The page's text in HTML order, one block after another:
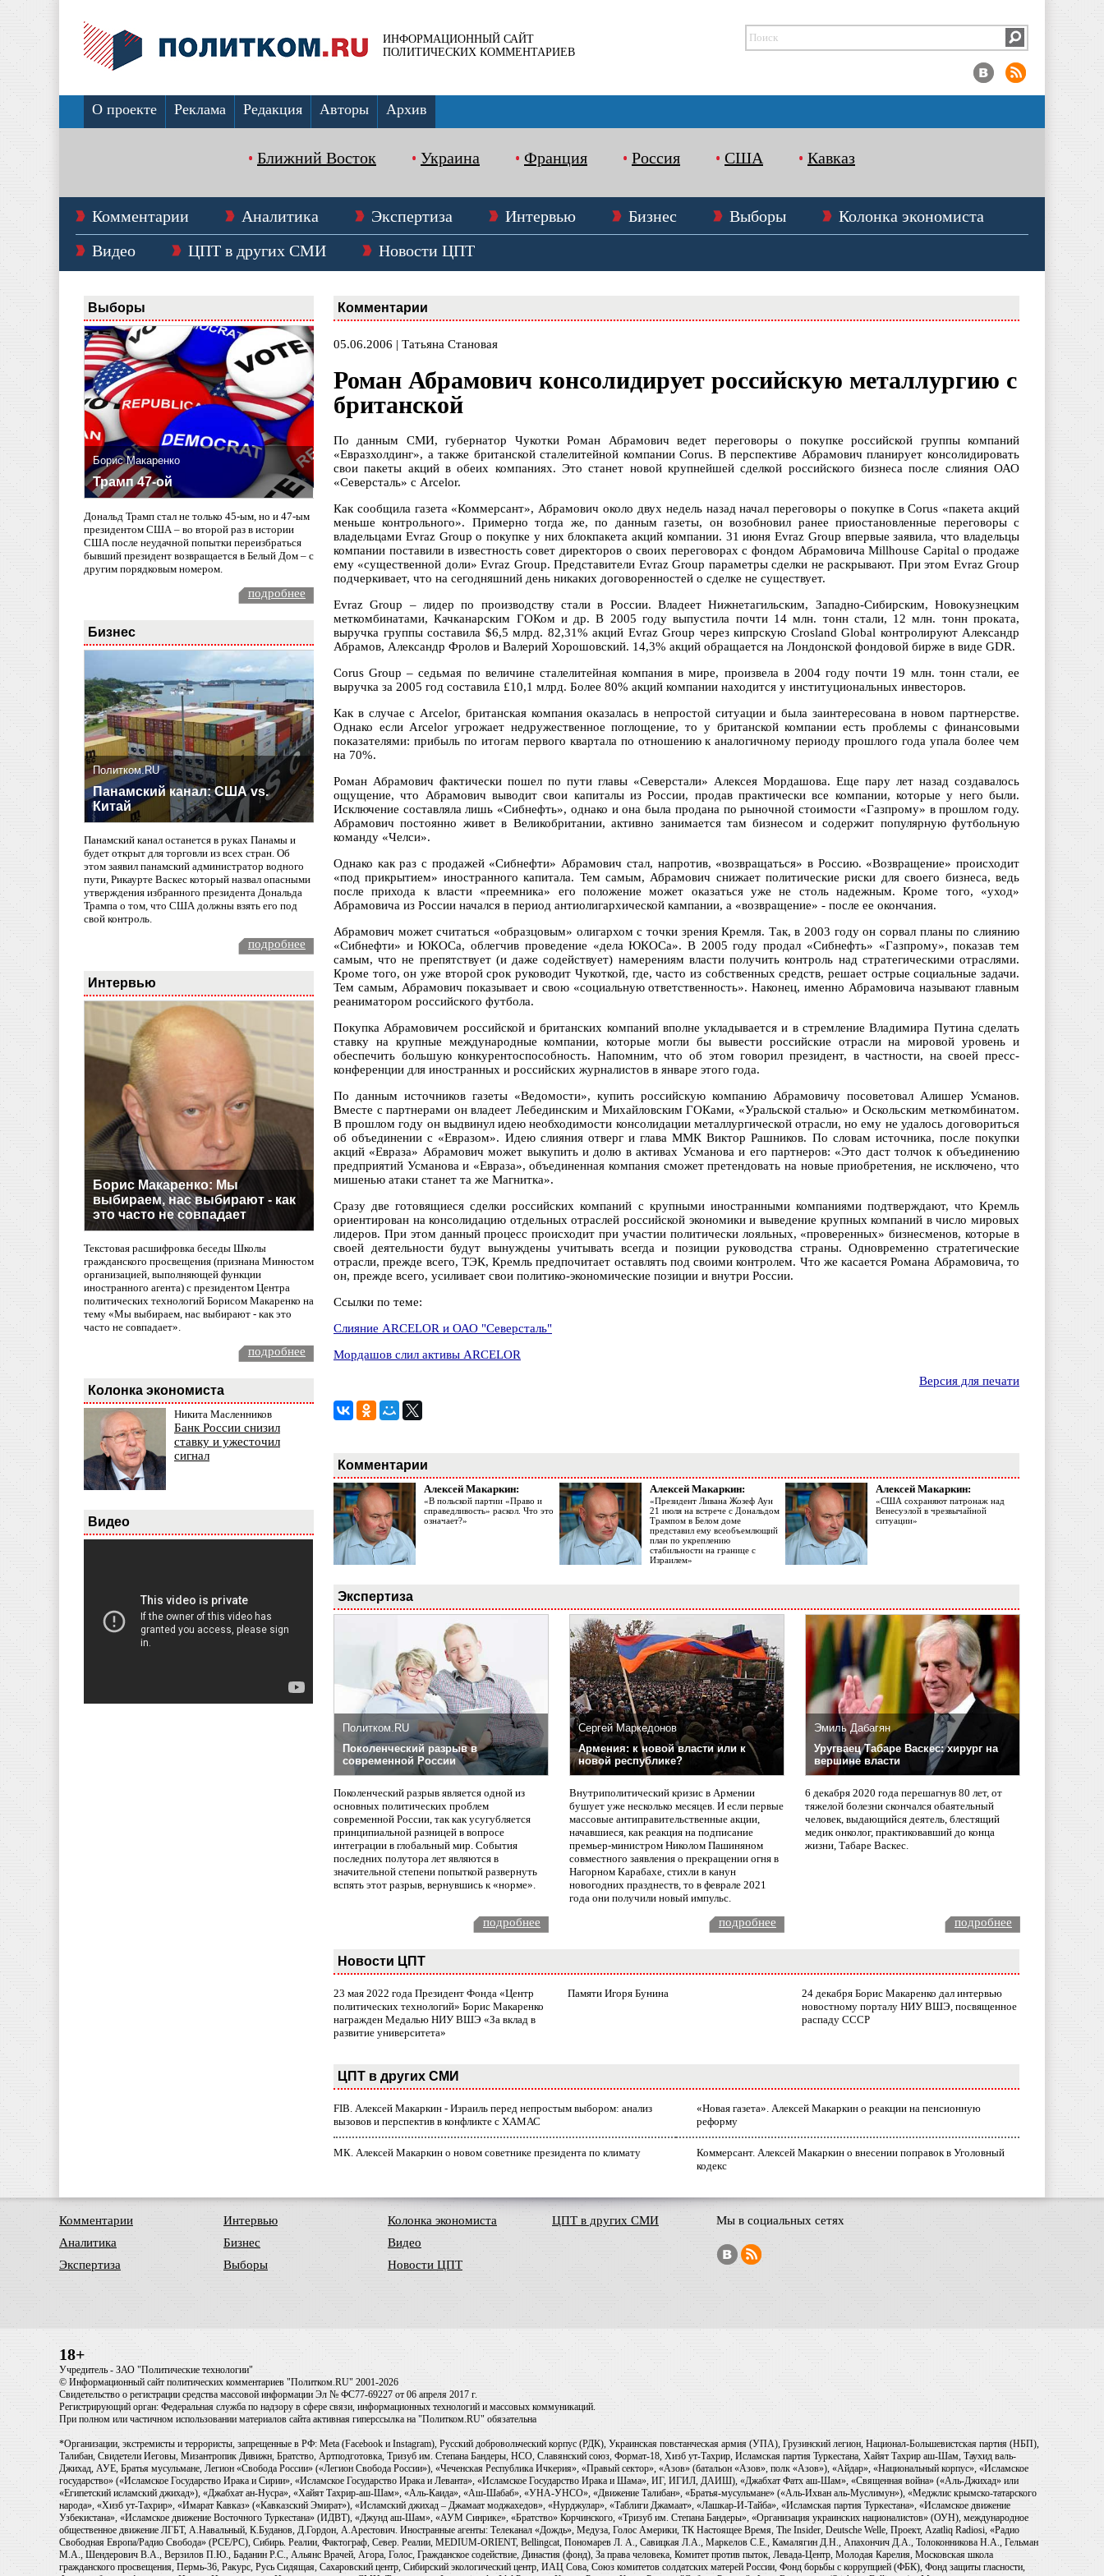
ИНФОРМАЦИОННЫЙ САЙТ
ПОЛИТИЧЕСКИХ КОММЕНТАРИЕВ
О проекте Реклама Редакция Авторы Архив
Ближний Восток Украина Франция Россия США Кавказ
Комментарии Аналитика Экспертиза Интервью Бизнес Выборы
Колонка экономиста
Видео
ЦПТ в других СМИ Новости ЦПТ
Выборы
Борис Макаренко
Трамп 47-ой
Дональд Трамп стал не только 45-ым, но и 47-ым
президентом США – во второй раз в истории
США после неудачной попытки переизбраться
бывший президент возвращается в Белый Дом – с
другим порядковым номером.
подробнее
Бизнес
Политком.RU
Панамский канал: США vs.
Китай
Панамский канал останется в руках Панамы и
будет открыт для торговли из всех стран. Об
этом заявил панамский администратор водного
пути, Рикаурте Васкес который назвал опасными
утверждения избранного президента Дональда
Трампа о том, что США должны взять его под
свой контроль.
подробнее
Интервью
Борис Макаренко: Мы
выбираем, нас выбирают - как
это часто не совпадает
Текстовая расшифровка беседы Школы
гражданского просвещения (признана Минюстом
организацией, выполняющей функции
иностранного агента) с президентом Центра
политических технологий Борисом Макаренко на
тему «Мы выбираем, нас выбирают - как это
часто не совпадает».
подробнее
Колонка экономиста
Никита Масленников
Банк России снизил
ставку и ужесточил
сигнал
Видео
Комментарии
05.06.2006 | Татьяна Становая
Роман Абрамович консолидирует российскую металлургию с
британской
По данным СМИ, губернатор Чукотки Роман Абрамович ведет переговоры о покупке российской группы компаний
«Евразхолдинг», а также британской сталелитейной компании Corus. В перспективе Абрамович планирует консолидировать
свои пакеты акций в обеих компаниях. Это станет новой крупнейшей сделкой российского бизнеса после слияния ОАО
«Северсталь» с Arcelor.
Как сообщила газета «Коммерсант», Абрамович около двух недель назад начал переговоры о покупке в Corus «пакета акций
меньше контрольного». Примерно тогда же, по данным газеты, он возобновил ранее приостановленные переговоры с
владельцами Evraz Group о покупке у них блокпакета акций компании. 31 июня Evraz Group впервые заявила, что владельцы
компании поставили в известность совет директоров о своих переговорах с фондом Абрамовича Millhouse Capital о продаже
ему «существенной доли» Evraz Group. Представители Evraz Group параметры сделки не раскрывают. При этом Evraz Group
подчеркивает, что на сегодняшний день никаких договоренностей о сделке не существует.
Evraz Group – лидер по производству стали в России. Владеет Нижнетагильским, Западно-Сибирским, Новокузнецким
меткомбинатами, Качканарским ГОКом и др. В 2005 году выпустила почти 14 млн. тонн стали, 12 млн. тонн проката,
выручка группы составила $6,5 млрд. 82,31% акций Evraz Group через кипрскую Crosland Global контролируют Александр
Абрамов, Александр Фролов и Валерий Хорошовский. 14,3% акций обращается на Лондонской фондовой бирже в виде GDR.
Corus Group – седьмая по величине сталелитейная компания в мире, произвела в 2004 году почти 19 млн. тонн стали, ее
выручка за 2005 год составила £10,1 млрд. Более 80% акций компании находится у институциональных инвесторов.
Как в случае с Arcelor, британская компания оказалась в непростой ситуации и была заинтересована в новом партнерстве.
Однако если Arcelor угрожает недружественное поглощение, то у британской компании есть проблемы с финансовыми
показателями: прибыль по итогам первого квартала по отношению к аналогичному периоду прошлого года упала более чем
на 70%.
Роман Абрамович фактически пошел по пути главы «Северстали» Алексея Мордашова. Еще пару лет назад создавалось
ощущение, что Абрамович выводит свои капиталы из России, продав практически все компании, которые у него были.
Исключение составляла лишь «Сибнефть», однако и она была продана по рыночной стоимости «Газпрому» в прошлом году.
Абрамович постоянно живет в Великобритании, активно занимается там бизнесом и содержит популярную футбольную
команду «Челси».
Однако как раз с продажей «Сибнефти» Абрамович стал, напротив, «возвращаться» в Россию. «Возвращение» происходит
«под прикрытием» иностранного капитала. Тем самым, Абрамович снижает политические риски для своего бизнеса, ведь
после прихода к власти «преемника» его положение может оказаться уже не столь надежным. Кроме того, «уход»
Абрамовича из России начался в период антиолигархической кампании, а «возвращение» - после ее окончания.
Абрамович может считаться «образцовым» олигархом с точки зрения Кремля. Так, в 2003 году он сорвал планы по слиянию
«Сибнефти» и ЮКОСа, облегчив проведение «дела ЮКОСа». В 2005 году продал «Сибнефть» «Газпрому», показав тем
самым, что не препятствует (и даже содействует) намерениям власти получить контроль над стратегическими отраслями.
Кроме того, он уже второй срок руководит Чукоткой, где, часто из собственных средств, решает острые социальные задачи.
Тем самым, Абрамович показывает и свою «социальную ответственность». Наконец, именно Абрамовича называют главным
реаниматором российского футбола.
Покупка Абрамовичем российской и британских компаний вполне укладывается и в стремление Владимира Путина сделать
ставку на крупные международные компании, которые могли бы вывести российские отрасли на мировой уровень и
обеспечить большую конкурентоспособность. Напомним, что об этом говорил президент, в частности, на своей пресс-
конференции для иностранных и российских журналистов в январе этого года.
По данным источников газеты «Ведомости», купить российскую компанию Абрамовичу посоветовал Алишер Усманов.
Вместе с партнерами он владеет Лебединским и Михайловским ГОКами, «Уральской сталью» и Оскольским меткомбинатом.
В прошлом году он выдвинул идею необходимости консолидации металлургической отрасли, но ему не удалось договориться
об объединении с «Евразом». Идею слияния отверг и глава ММК Виктор Рашников. По словам источника, после покупки
акций «Евраза» Абрамович может выкупить и долю в активах Усманова и его партнеров: «Это даст толчок к объединению
предприятий Усманова и «Евраза», объединенная компания сможет претендовать на новые приобретения, не исключено, что
мишенью атаки станет та же Магнитка».
Сразу две готовящиеся сделки российских компаний с крупными иностранными компаниями подтверждают, что Кремль
ориентирован на консолидацию отдельных отраслей российской экономики и выведение крупных компаний в число мировых
лидеров. При этом данный процесс происходит при участии политически лояльных, «проверенных» бизнесменов, которые в
своей деятельности будут вынуждены учитывать всегда и позиции руководства страны. Одновременно стратегические
отрасли, прежде всего, ТЭК, Кремль предпочитает оставлять под своими контролем. Что же касается Романа Абрамовича, то
он, прежде всего, усиливает свои политико-экономические позиции и внутри России.
Ссылки по теме:
Слияние ARCELOR и ОАО "Северсталь"
Мордашов слил активы ARCELOR
Версия для печати
Комментарии
Алексей Макаркин:
«В польской партии «Право и
справедливость» раскол. Что это
означает?»
Алексей Макаркин:
«Президент Ливана Жозеф Аун
21 июля на встрече с Дональдом
Трампом в Белом доме
представил ему всеобъемлющий
план по укреплению
стабильности на границе с
Израилем»
Алексей Макаркин:
«США сохраняют патронаж над
Венесуэлой в чрезвычайной
ситуации»
Экспертиза
Политком.RU
Поколенческий разрыв в
современной России
Поколенческий разрыв является одной из
основных политических проблем
современной России, так как усугубляется
принципиальной разницей в вопросе
интеграции в глобальный мир. События
последних полутора лет являются в
значительной степени попыткой развернуть
вспять этот разрыв, вернувшись к «норме».
Сергей Маркедонов
Армения: к новой власти или к
новой республике?
Внутриполитический кризис в Армении
бушует уже несколько месяцев. И если первые
массовые антиправительственные акции,
начавшиеся, как реакция на подписание
премьер-министром Николом Пашиняном
совместного заявления о прекращении огня в
Нагорном Карабахе, стихли в канун
новогодних празднеств, то в феврале 2021
года они получили новый импульс.
Эмиль Дабагян
Уругваец Табаре Васкес: хирург на
вершине власти
6 декабря 2020 года перешагнув 80 лет, от
тяжелой болезни скончался обаятельный
человек, выдающийся деятель, блестящий
медик онколог, практиковавший до конца
жизни, Табаре Васкес.
подробнее подробнее подробнее
Новости ЦПТ
23 мая 2022 года Президент Фонда «Центр
политических технологий» Борис Макаренко
награжден Медалью НИУ ВШЭ «За вклад в
развитие университета»
Памяти Игоря Бунина
24 декабря Борис Макаренко дал интервью
новостному порталу НИУ ВШЭ, посвященное
распаду СССР
ЦПТ в других СМИ
FIB. Алексей Макаркин - Израиль перед непростым выбором: анализ
вызовов и перспектив в конфликте с ХАМАС
«Новая газета». Алексей Макаркин о реакции на пенсионную
реформу
МК. Алексей Макаркин о новом советнике президента по климату
Коммерсант. Алексей Макаркин о внесении поправок в Уголовный
кодекс
Комментарии
Аналитика
Экспертиза
Интервью
Бизнес
Выборы
Колонка экономиста
Видео
Новости ЦПТ
ЦПТ в других СМИ Мы в социальных сетях
18+
Учредитель - ЗАО "Политические технологии"
© Информационный сайт политических комментариев "Политком.RU" 2001-2026
Свидетельство о регистрации средства массовой информации Эл № ФС77-69227 от 06 апреля 2017 г.
Регистрирующий орган: Федеральная служба по надзору в сфере связи, информационных технологий и массовых коммуникаций.
При полном или частичном использовании материалов сайта активная гиперссылка на "Политком.RU" обязательна
*Организации, экстремисты и террористы, запрещенные в РФ: Meta (Facebook и Instagram), Русский добровольческий корпус (РДК), Украинская повстанческая армия (УПА), Грузинский легион, Национал-Большевистская партия (НБП),
Талибан, Свидетели Иеговы, Мизантропик Дивижн, Братство, Артподготовка, Тризуб им. Степана Бандеры, НСО, Славянский союз, Формат-18, Хизб ут-Тахрир, Исламская партия Туркестана, Хайят Тахрир аш-Шам, Таухид валь-
Джихад, АУЕ, Братья мусульмане, Легион «Свобода России» («Легион Свобода России»), «Чеченская Республика Ичкерия», «Правый сектор», «Азов» (батальон «Азов», полк «Азов»), «Айдар», «Национальный корпус», «Исламское
государство» («Исламское Государство Ирака и Сирии», «Исламское Государство Ирака и Леванта», «Исламское Государство Ирака и Шама», ИГ, ИГИЛ, ДАИШ), «Джабхат Фатх аш-Шам», «Священная война» («Аль-Джихад» или
«Египетский исламский джихад»), «Джабхат ан-Нусра», «Хайят Тахрир-аш-Шам», «Аль-Каида», «Аш-Шабаб», «УНА-УНСО», «Движение Талибан», «Братья-мусульмане» («Аль-Ихван аль-Муслимун»), «Меджлис крымско-татарского
народа», «Хизб ут-Тахрир», «Имарат Кавказ» («Кавказский Эмират»), «Исламский джихад – Джамаат моджахедов», «Нурджулар», «Таблиги Джамаат», «Лашкар-И-Тайба», «Исламская партия Туркестана», «Исламское движение
Узбекистана», «Исламское движение Восточного Туркестана» (ИДВТ), «Джунд аш-Шам», «АУМ Синрике», «Братство» Корчинского, «Тризуб им. Степана Бандеры», «Организация украинских националистов» (ОУН), международное
общественное движение ЛГБТ, А.Навальный, К.Буданов, Д.Гордон, А.Арестович. Иностранные агенты: Телеканал «Дождь», Медуза, Голос Америки, ТК Настоящее Время, The Insider, Deutsche Welle, Проект, Azatliq Radiosi, «Радио
Свободная Европа/Радио Свобода» (PCE/PC), Сибирь. Реалии, Фактограф, Север. Реалии, MEDIUM-ORIENT, Bellingcat, Пономарев Л. А., Савицкая Л.А., Маркелов С.Е., Камалягин Д.Н., Апахончич Д.А., Толоконникова Н.А., Гельман
М.А., Шендерович В.А., Верзилов П.Ю., Баданин Р.С., Альянс Врачей, Агора, Голос, Гражданское содействие, Династия (фонд), За права человека, Комитет против пыток, Левада-Центр, Молодая Карелия, Московская школа
гражданского просвещения, Пермь-36, Ракурс, Русь Сидящая, Сахаровский центр, Сибирский экологический центр, ИАЦ Сова, Союз комитетов солдатских матерей России, Фонд борьбы с коррупцией (ФБК), Фонд защиты гласности,